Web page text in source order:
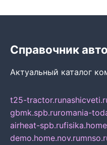
Справочник
Актуальный каталог
t25-tractor.ru
gbmk.spb.ruromania-
airheat-spb.ru
demo.home.nov.ru